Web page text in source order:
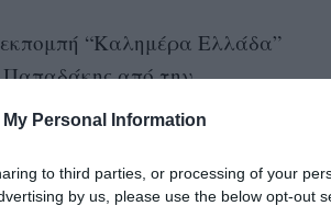
Personal Information
to third parties, or processing of your
by us, please use the below opt-out
εκπομπή “Καλημέρα Ελλάδα”
Παπαδάκης από την
από τους δυο γιους που
του με την Τίνα
άλλον ένα, από τον